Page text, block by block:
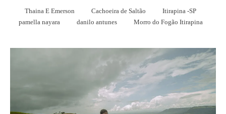
Thaina E Emerson
Cachoeira de Saltão
Itirapina -SP
pamella nayara
danilo antunes Morro do Fogão Itirapina